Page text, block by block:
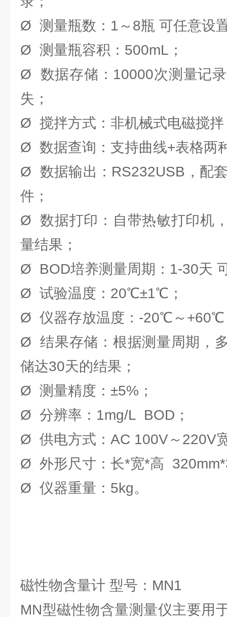
Ø 测量瓶数：1～8瓶 可任意设
Ø 测量瓶容积：500mL；
Ø 数据存储：10000次测量记
失；
Ø 搅拌方式：非机械式电磁搅拌
Ø 数据查询：支持曲线+表格两
Ø 数据输出：RS232USB，配
件；
Ø 数据打印：自带热敏打印机
量结果；
Ø BOD培养测量周期：1-30天
Ø 试验温度：20℃±1℃；
Ø 仪器存放温度：-20℃～+60℃
Ø 结果存储：根据测量周期，
储达30天的结果；
Ø 测量精度：±5%；
Ø 分辨率：1mg/L BOD；
Ø 供电方式：AC 100V～220V
Ø 外形尺寸：长*宽*高
Ø 仪器重量：5kg。
磁性物含量计 型号：MN1
MN型磁性物含量测量仪主要用